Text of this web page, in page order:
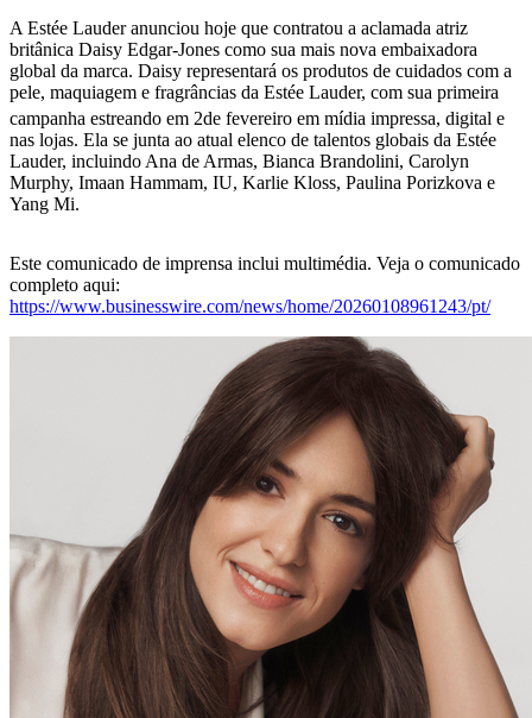
A Estée Lauder anunciou hoje que contratou a aclamada atriz
britânica Daisy Edgar-Jones como sua mais nova embaixadora
global da marca. Daisy representará os produtos de cuidados com a
pele, maquiagem e fragrâncias da Estée Lauder, com sua primeira
campanha estreando em 2de fevereiro em mídia impressa, digital e
nas lojas. Ela se junta ao atual elenco de talentos globais da Estée
Lauder, incluindo Ana de Armas, Bianca Brandolini, Carolyn
Murphy, Imaan Hammam, IU, Karlie Kloss, Paulina Porizkova e
Yang Mi.
Este comunicado de imprensa inclui multimédia. Veja o comunicado
completo aqui:
https://www.businesswire.com/news/home/20260108961243/pt/